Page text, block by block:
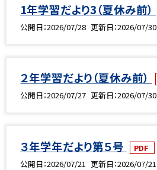
1年学習だより3（夏休み前）
公開日 2026/07/28 更新日 2026/07/30
２年学習だより（夏休み前）
公開日 2026/07/27 更新日 2026/07/30
３年学年だより第５号 PDF
公開日 2026/07/21 更新日 2026/07/21